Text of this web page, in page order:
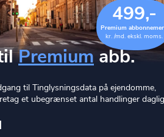
499,-
Premium
kr. /md. ekskl. moms.
Premium abb.
til Tinglysningsdata på ejendomme,
et ubegrænset antal handlinger